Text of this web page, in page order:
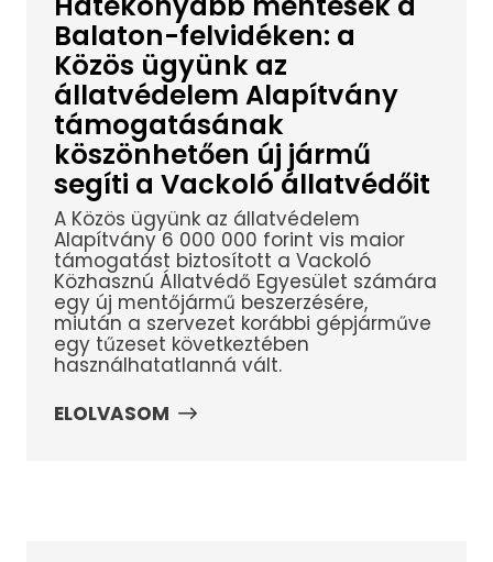
Balaton-felvidéken: a
Közös ügyünk az
állatvédelem Alapítvány
támogatásának
köszönhetően új jármű
segíti a Vackoló állatvédőit
A Közös ügyünk az állatvédelem
Alapítvány 6 000 000 forint vis maior
támogatást biztosított a Vackoló
Közhasznú Állatvédő Egyesület számára
egy új mentőjármű beszerzésére,
miután a szervezet korábbi gépjárműve
egy tűzeset következtében
használhatatlanná vált.
ELOLVASOM